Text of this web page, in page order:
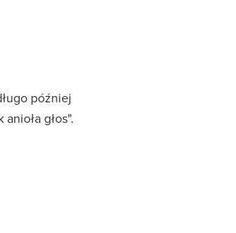
później
głos".